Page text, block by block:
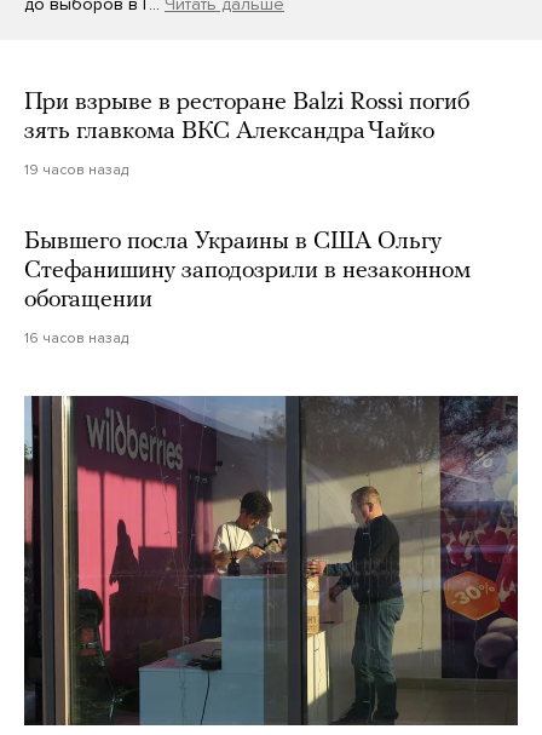
до выборов в Г… Читать дальше
При взрыве в ресторане Balzi Rossi погиб
зять главкома ВКС Александра Чайко
19 часов назад
Бывшего посла Украины в США Ольгу
Стефанишину заподозрили в незаконном
обогащении
16 часов назад